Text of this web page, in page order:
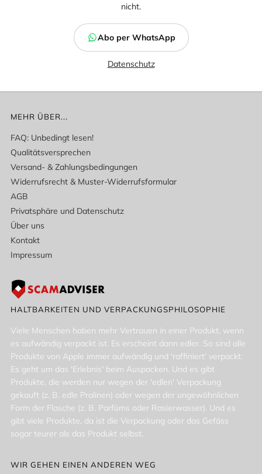
nicht.
Abo per WhatsApp
Datenschutz
MEHR ÜBER...
FAQ: Unbedingt lesen!
Qualitätsversprechen
Versand- & Zahlungsbedingungen
Widerrufsrecht & Muster-Widerrufsformular
AGB
Privatsphäre und Datenschutz
Über uns
Kontakt
Impressum
HALTBARKEITEN UND VERPACKUNGSPHILOSOPHIE
Viele Menschen haben mehr Vertrauen in einer Produkt, wenn
es aufwändig verpackt ist. Es erscheint dann edler. So sind alle
Produkte von Apple immer aufwändig und 'raffiniert' verpackt.
Es geht um das 'Erlebnis' beim Auspacken. Und es gibt
Produkte, die werden nur wegen der 'edlen' Verpackung
gekauft (z. B. edle Pralinen) oder wegen der ungewöhnlichen
Form der Flasche (z. B. Parfüms oder Rasierwasser). Und es
gibt viele Produkte, da ist die Verpackung oder das Gefäss
sogar teurer als das Produkt selbst.
WIR GEHEN EINEN ANDEREN WEG